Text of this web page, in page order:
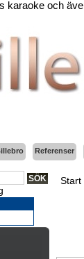
karaoke och
Referenser
Start